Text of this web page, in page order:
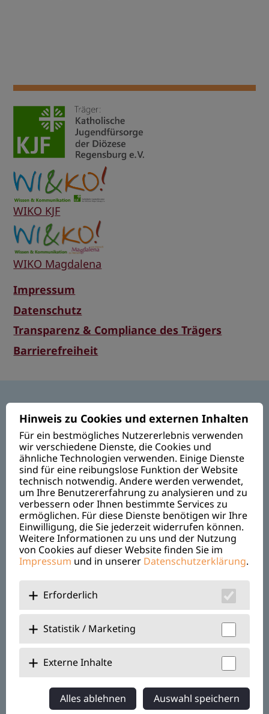
WIKO KJF
WIKO Magdalena
Impressum
Datenschutz
Transparenz & Compliance des Trägers
Barrierefreiheit
Magdalena • von Mensch zu Mensch
Münstererstraße 9a
93326 Abensberg
Telefon IFS:+49 94 43 56 45
Telefon OBA:+49 94 43 59 36
Telefax: +49 94 43 17 21
ifs@magdalena-kjf.de
oba@magdalena-kjf.de
Über Uns
Jobs & Karriere
Benefits
Hinweis zu Cookies und externen Inhalten
Für ein bestmögliches Nutzererlebnis verwenden
wir verschiedene Dienste, die Cookies und
ähnliche Technologien verwenden. Einige Dienste
sind für eine reibungslose Funktion der Website
technisch notwendig. Andere werden verwendet,
um Ihre Benutzererfahrung zu analysieren und zu
verbessern oder Ihnen bestimmte Services zu
ermöglichen. Für diese Dienste benötigen wir Ihre
Einwilligung, die Sie jederzeit widerrufen können.
Weitere Informationen zu uns und der Nutzung
von Cookies auf dieser Website finden Sie im
Impressum und in unserer Datenschutzerklärung.
Erforderlich
Statistik / Marketing
Externe Inhalte
Alles ablehnen Auswahl speichern